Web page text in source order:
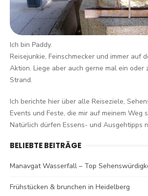
Ich bin Paddy.
Reisejunkie, Feinschmecker und immer auf
Aktion. Liege aber auch gerne mal ein oder
Strand.
Ich berichte hier über alle Reiseziele,
Events und Feste, die mir auf meinem Weg
Natürlich dürfen Essens- und Ausgehtipps
BELIEBTE BEITRÄGE
Manavgat Wasserfall – Top
Frühstücken & brunchen in Heidelberg